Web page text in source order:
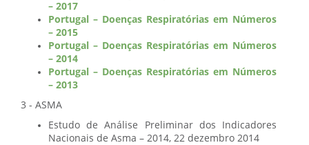
– 2017
Portugal – Doenças Respiratórias em Números
– 2015
Portugal – Doenças Respiratórias em Números
– 2014
Portugal – Doenças Respiratórias em Números
– 2013
3 - ASMA
Estudo de Análise Preliminar dos Indicadores
Nacionais de Asma – 2014, 22 dezembro 2014